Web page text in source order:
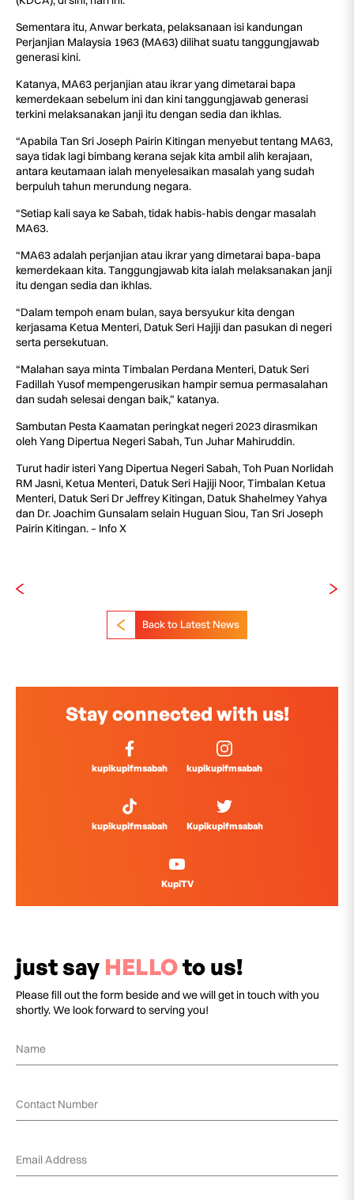
Sementara itu, Anwar berkata, pelaksanaan isi kandungan
Perjanjian Malaysia 1963 (MA63) dilihat suatu tanggungjawab
generasi kini.
Katanya, MA63 perjanjian atau ikrar yang dimetarai bapa
kemerdekaan sebelum ini dan kini tanggungjawab generasi
terkini melaksanakan janji itu dengan sedia dan ikhlas.
“Apabila Tan Sri Joseph Pairin Kitingan menyebut tentang MA63,
saya tidak lagi bimbang kerana sejak kita ambil alih kerajaan,
antara keutamaan ialah menyelesaikan masalah yang sudah
berpuluh tahun merundung negara.
“Setiap kali saya ke Sabah, tidak habis-habis dengar masalah
MA63.
“MA63 adalah perjanjian atau ikrar yang dimetarai bapa-bapa
kemerdekaan kita. Tanggungjawab kita ialah melaksanakan janji
itu dengan sedia dan ikhlas.
“Dalam tempoh enam bulan, saya bersyukur kita dengan
kerjasama Ketua Menteri, Datuk Seri Hajiji dan pasukan di negeri
serta persekutuan.
“Malahan saya minta Timbalan Perdana Menteri, Datuk Seri
Fadillah Yusof mempengerusikan hampir semua permasalahan
dan sudah selesai dengan baik,” katanya.
Sambutan Pesta Kaamatan peringkat negeri 2023 dirasmikan
oleh Yang Dipertua Negeri Sabah, Tun Juhar Mahiruddin.
Turut hadir isteri Yang Dipertua Negeri Sabah, Toh Puan Norlidah
RM Jasni, Ketua Menteri, Datuk Seri Hajiji Noor, Timbalan Ketua
Menteri, Datuk Seri Dr Jeffrey Kitingan, Datuk Shahelmey Yahya
dan Dr. Joachim Gunsalam selain Huguan Siou, Tan Sri Joseph
Pairin Kitingan. – Info X
Back to Latest News
Stay connected with us!
kupikupifmsabah kupikupifmsabah
kupikupifmsabah Kupikupifmsabah
KupiTV
just say HELLOto us!
Please fill out the form beside and we will get in touch with you
shortly. We look forward to serving you!